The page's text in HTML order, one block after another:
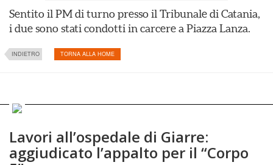
Sentito il PM di turno presso il Tribunale di Catania,
i due sono stati condotti in carcere a Piazza Lanza.
INDIETRO TORNA ALLA HOME
Lavori all’ospedale di Giarre:
aggiudicato l’appalto per il “Corpo